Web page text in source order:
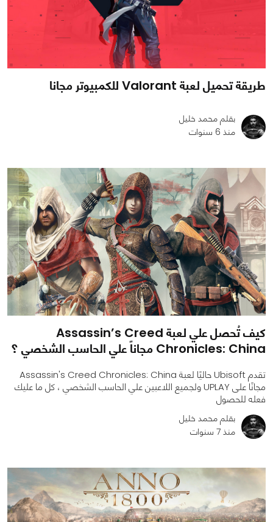
27469
4
0
طريقة تحميل لعبة Valorant للكمبيوتر مجانا
بقلم محمد خليل
منذ 6 سنوات
كيف تُحصل علي لعبة Assassin’s Creed
Chronicles: China مجاناً علي الحاسب الشخصي ؟
تقدم Ubisoft حاليًا لعبة Assassin's Creed Chronicles: China
مجانًا على UPLAY ولجميع اللاعبين علي الحاسب الشخصي ، كل ما عليك
فعله للحصول
بقلم محمد خليل
منذ 7 سنوات